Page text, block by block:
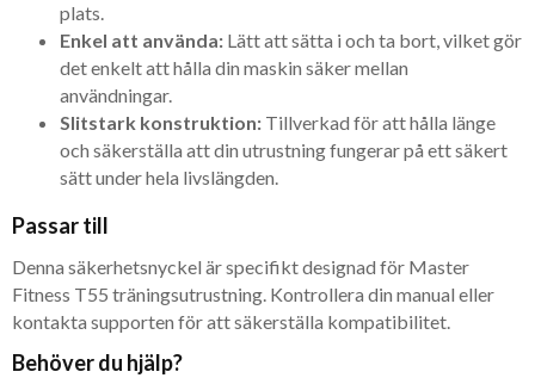
plats.
Enkel att använda: Lätt att sätta i och ta bort, vilket gör
det enkelt att hålla din maskin säker mellan
användningar.
Slitstark konstruktion: Tillverkad för att hålla länge
och säkerställa att din utrustning fungerar på ett säkert
sätt under hela livslängden.
Passar till
Denna säkerhetsnyckel är specifikt designad för Master
Fitness T55 träningsutrustning. Kontrollera din manual eller
kontakta supporten för att säkerställa kompatibilitet.
Behöver du hjälp?